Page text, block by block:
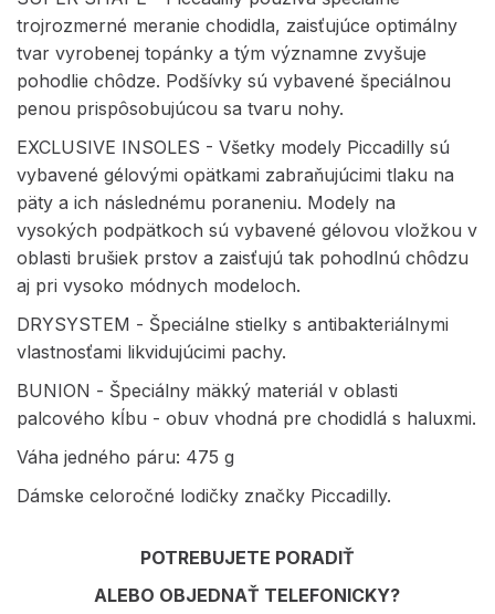
trojrozmerné meranie chodidla, zaisťujúce optimálny
tvar vyrobenej topánky a tým významne zvyšuje
pohodlie chôdze. Podšívky sú vybavené špeciálnou
penou prispôsobujúcou sa tvaru nohy.
EXCLUSIVE INSOLES - Všetky modely Piccadilly sú
vybavené gélovými opätkami zabraňujúcimi tlaku na
päty a ich následnému poraneniu. Modely na
vysokých podpätkoch sú vybavené gélovou vložkou v
oblasti brušiek prstov a zaisťujú tak pohodlnú chôdzu
aj pri vysoko módnych modeloch.
DRYSYSTEM - Špeciálne stielky s antibakteriálnymi
vlastnosťami likvidujúcimi pachy.
BUNION - Špeciálny mäkký materiál v oblasti
palcového kĺbu - obuv vhodná pre chodidlá s haluxmi.
Váha jedného páru: 475 g
Dámske celoročné lodičky značky Piccadilly.
POTREBUJETE PORADIŤ
ALEBO OBJEDNAŤ TELEFONICKY?